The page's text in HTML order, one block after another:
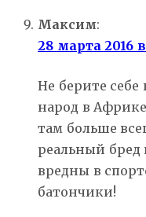
Максим:
28 марта 2016 в
Не берите себе
народ в
там больше
реальный бред
вредны в
батончики!